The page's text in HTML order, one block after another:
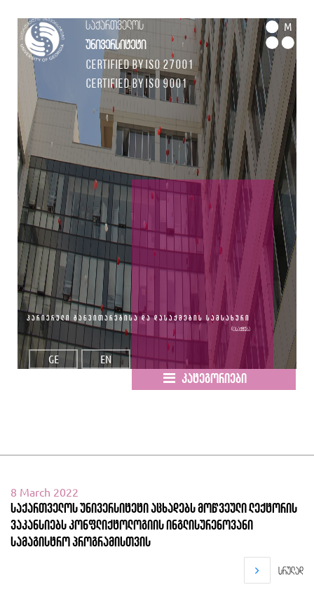
საქართველოს
უნივერსიტეტი
Certified by ISO 27001
Certified by ISO 9001
M
GE EN
კარიერული განვითარებისა და დასაქმების სამსახური
დასაქმება
კატეგორიები
8 March 2022
საქართველოს უნივერსიტეტი აცხადებს მოწვეული ლექტორის
ვაკანსიებს კონფლიქტოლოგიის ინგლისურენოვანი
სამაგისტრო პროგრამისთვის
სრულად